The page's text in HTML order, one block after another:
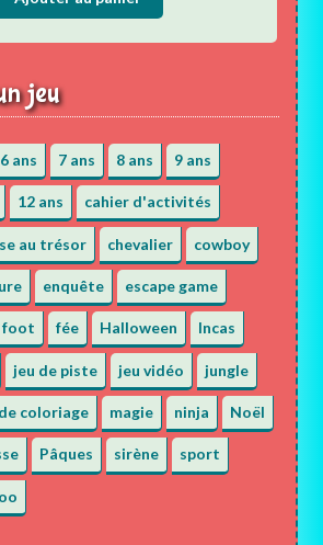
jeu
6 ans 7 ans 8 ans 9 ans
12 ans cahier d'activités
au trésor chevalier cowboy
enquête escape game
foot fée Halloween Incas
jeu de piste jeu vidéo jungle
coloriage magie ninja Noël
Pâques sirène sport